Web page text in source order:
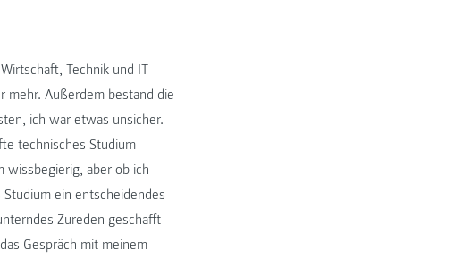
Technik und IT
mehr. Außerdem bestand die
ich war etwas unsicher.
technisches Studium
wissbegierig, aber ob ich
ein entscheidendes
Zureden geschafft
Gespräch mit meinem